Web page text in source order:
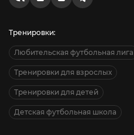
Тренировки:
Любительская футбольная лига
Тренировки для взрослых
Тренировки для детей
Детская футбольная школа